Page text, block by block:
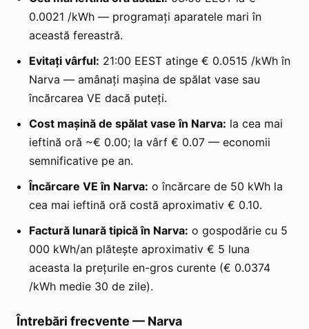
0.0021 /kWh — programați aparatele mari în
această fereastră.
Evitați vârful: 21:00 EEST atinge € 0.0515 /kWh în
Narva — amânați mașina de spălat vase sau
încărcarea VE dacă puteți.
Cost mașină de spălat vase în Narva: la cea mai
ieftină oră ~€ 0.00; la vârf € 0.07 — economii
semnificative pe an.
Încărcare VE în Narva: o încărcare de 50 kWh la
cea mai ieftină oră costă aproximativ € 0.10.
Factură lunară tipică în Narva: o gospodărie cu 5
000 kWh/an plătește aproximativ € 5 luna
aceasta la prețurile en-gros curente (€ 0.0374
/kWh medie 30 de zile).
Întrebări frecvente — Narva